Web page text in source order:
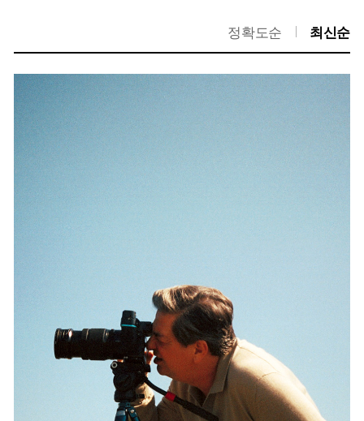
정확도순 최신순